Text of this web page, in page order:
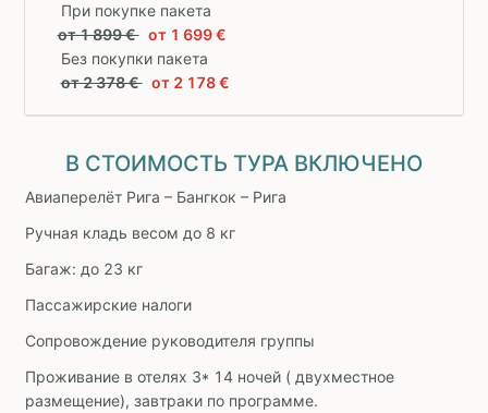
При покупке пакета
от 1 899 € от 1 699 €
Без покупки пакета
от 2 378 € от 2 178 €
В СТОИМОСТЬ ТУРА ВКЛЮЧЕНО
Авиаперелёт Рига – Бангкок – Рига
Ручная кладь весом до 8 кг
Багаж: до 23 кг
Пассажирские налоги
Сопровождение руководителя группы
Проживание в отелях 3* 14 ночей ( двухместное
размещение), завтраки по программе.